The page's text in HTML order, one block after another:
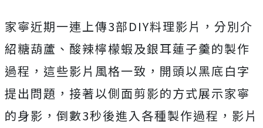
家寧近期一連上傳3部DIY料理影片，分別介
紹糖葫蘆、酸辣檸檬蝦及銀耳蓮子羹的製作
過程，這些影片風格一致，開頭以黑底白字
提出問題，接著以側面剪影的方式展示家寧
的身影，倒數3秒後進入各種製作過程，影片